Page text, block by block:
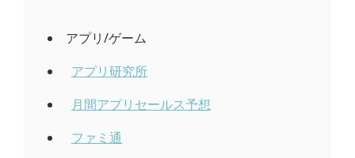
アプリ/ゲーム
アプリ研究所
月間アプリセールス予想
ファミ通